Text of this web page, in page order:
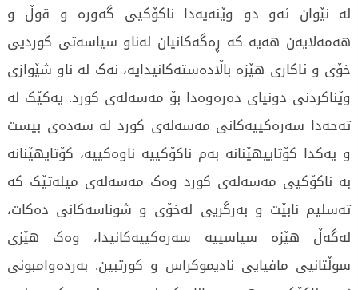
لە نێوان ئەو دو وێنەیەدا ناکۆکیی گەورە و قوڵ و
ھەمەلایەن ھەیە کە ڕەگەکانیان لەناو سیاسەتی کوردیی
خۆی و ئاکاری ھێزە باڵادەستەکانیدایە، نەک لە ناو شێوازی
وێناکردنی دونیای دەرەوەدا بۆ مەسەلەی کورد. یەکێک لە
تەحەدا سەرەکییەکانی مەسەلەی کورد لە سەدەی بیست
و یەکدا کۆتاییھێنانە بەم ناکۆکییە ناوەکییە، کۆتایھێنانە
بە ناکۆکیی مەسەلەی کورد وەک مەسەلەی میلەتێک کە
تەسلیم نابێت و بەرگریی لەخۆی و شوناسەکانی دەکات،
لەگەڵ ھێزە سیاسییە سەرەکییەکانیدا، وەک ھێزی
سوڵتانیی مافیایی نادیموکراس و کورتبین. بەردەوامبونی